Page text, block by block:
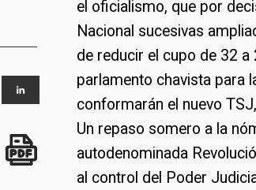
el oficialismo, que por
Nacional sucesivas
de reducir el cupo de 32 a
parlamento chavista para
conformarán el nuevo
Un repaso somero a la
autodenominada
al control del Poder